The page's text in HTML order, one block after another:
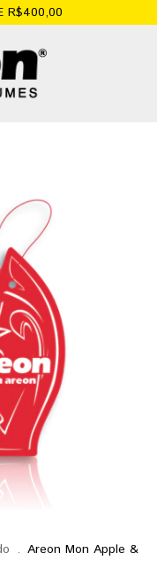
R$400,00
. Areon Mon Apple &